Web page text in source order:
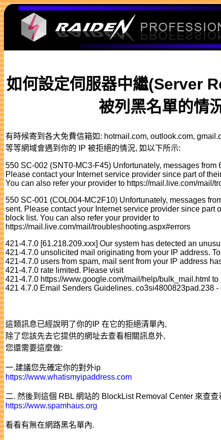
如何設定伺服器中繼(Server
被列黑名單的情
有時候寄到各大免費信箱如: hotmail.com, outlook.com,
等等網域會遇到你的 IP 被拒絕的情況, 如以下所示:
550 SC-002 (SNT0-MC3-F45) Unfortunately, messages from
Please contact your Internet service provider since part of
You can also refer your provider to https://mail.live.com/mail/
550 SC-001 (COL004-MC2F10) Unfortunately, messages
sent. Please contact your Internet service provider since part
block list. You can also refer your provider to
https://mail.live.com/mail/troubleshooting.aspx#errors
421-4.7.0 [61.218.209.xxx] Our system has detected an
421-4.7.0 unsolicited mail originating from your IP address.
421-4.7.0 users from spam, mail sent from your IP address
421-4.7.0 rate limited. Please visit
421-4.7.0 https://www.google.com/mail/help/bulk_mail.html
421 4.7.0 Email Senders Guidelines. co3si4800823pad.238 -
這類訊息已經說明了你的IP 在它的拒絕清單內,
除了您該先去它提供的網址去查看相關訊息外,
您還需要這麼做:
一.建議您先確定你的對外ip
https://www.whatismyipaddress.com
二. 然後到這個 RBL 網站的 BlockList Removal Center 來查查
https://www.spamhaus.org
看看有無在網路黑名單內.